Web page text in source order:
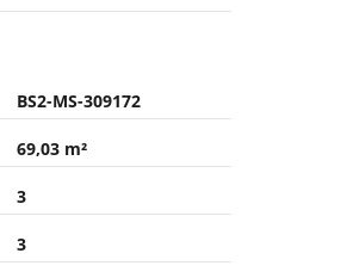
BS2-MS-309172
69,03 m²
3
3